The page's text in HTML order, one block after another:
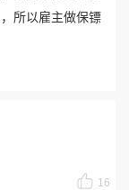
所以雇主做保镖
16